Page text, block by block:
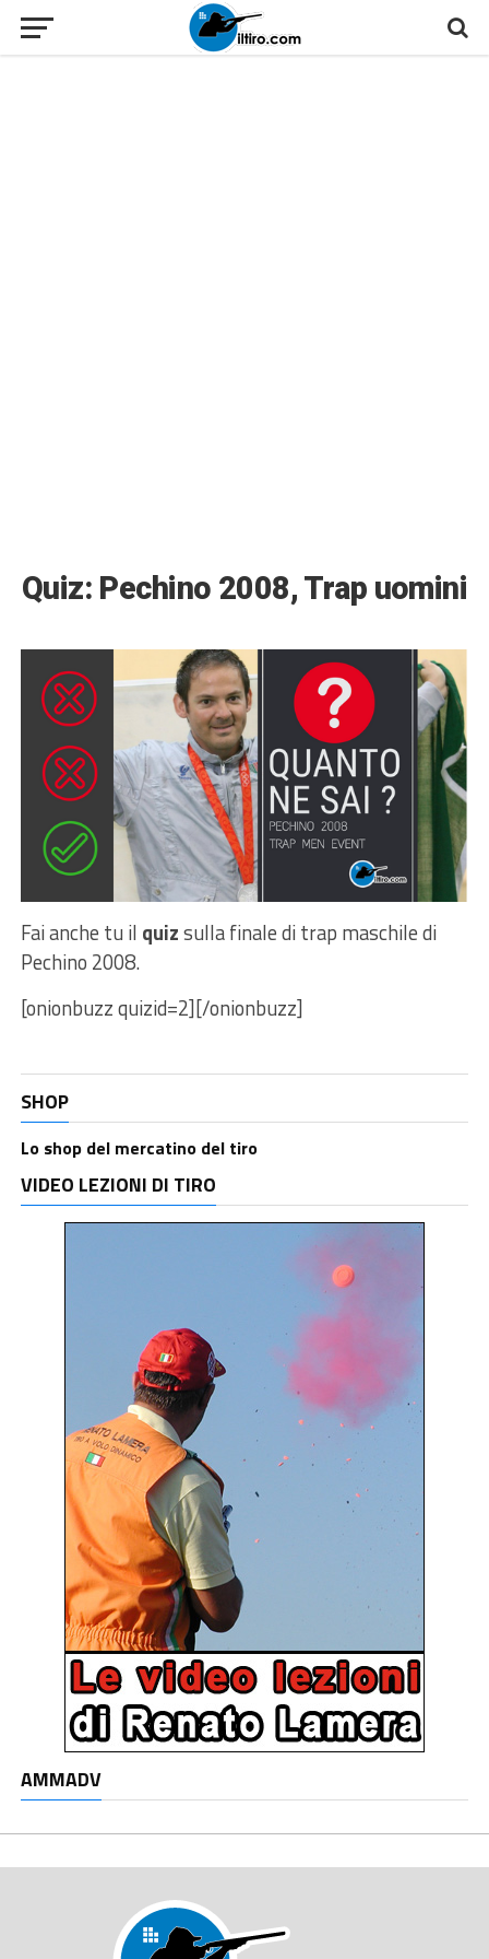
Quiz: Pechino 2008, Trap uomini
Fai anche tu il quizsulla finale di trap maschile di
Pechino 2008.
[onionbuzz quizid=2][/onionbuzz]
SHOP
Lo shop del mercatino del tiro
VIDEO LEZIONI DI TIRO
AMMADV